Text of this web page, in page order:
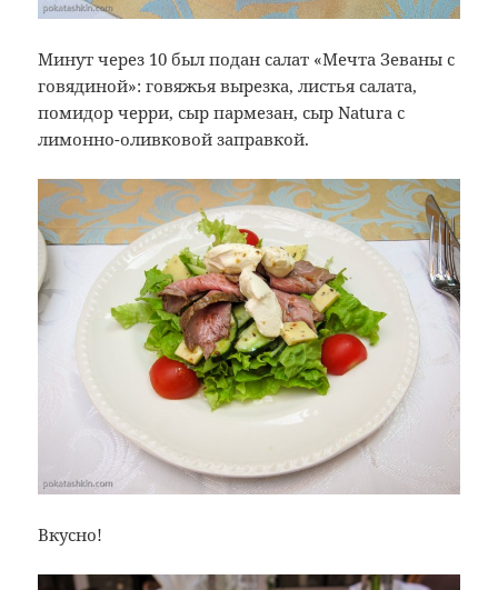
Минут через 10 был подан салат «Мечта Зеваны с
говядиной»: говяжья вырезка, листья салата,
помидор черри, сыр пармезан, сыр Natura с
лимонно-оливковой заправкой.
Вкусно!